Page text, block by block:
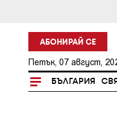
АБОНИРАЙ СЕ
Петък, 07 август,
БЪЛГАРИЯ